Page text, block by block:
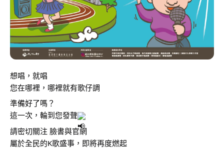
想唱，就唱
您在哪裡，哪裡就有歌仔調
準備好了嗎？
這一次，輪到您發聲
請密切關注 臉書與官網
屬於全民的K歌盛事，即將再度燃起